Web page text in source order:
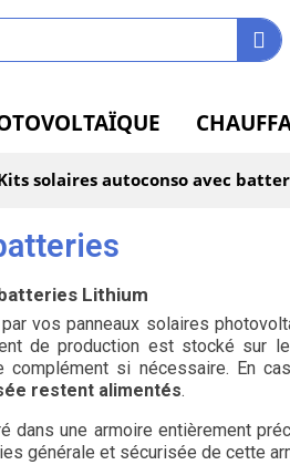
solaires autoconso avec
Lithium
vos panneaux solaires
de production est stocké sur
si nécessaire. En
restent alimentés.
une armoire entièrement
générale et sécurisée de cette